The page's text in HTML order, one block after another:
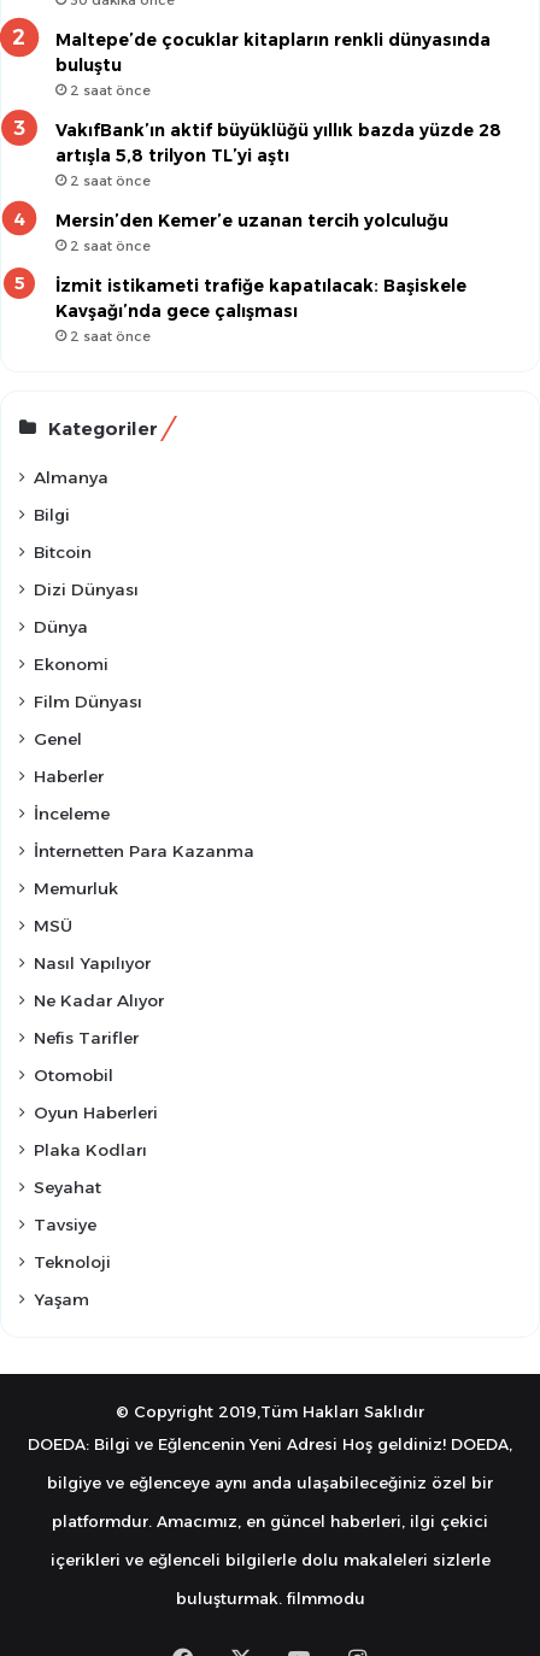
Maltepe’de çocuklar kitapların renkli dünyasında
buluştu
2 saat önce
VakıfBank’ın aktif büyüklüğü yıllık bazda yüzde 28
artışla 5,8 trilyon TL’yi aştı
2 saat önce
Mersin’den Kemer’e uzanan tercih yolculuğu
2 saat önce
İzmit istikameti trafiğe kapatılacak: Başiskele
Kavşağı’nda gece çalışması
2 saat önce
Kategoriler
Almanya
Bilgi
Bitcoin
Dizi Dünyası
Dünya
Ekonomi
Film Dünyası
Genel
Haberler
İnceleme
İnternetten Para Kazanma
Memurluk
MSÜ
Nasıl Yapılıyor
Ne Kadar Alıyor
Nefis Tarifler
Otomobil
Oyun Haberleri
Plaka Kodları
Seyahat
Tavsiye
Teknoloji
Yaşam
© Copyright 2019,Tüm Hakları Saklıdır
DOEDA: Bilgi ve Eğlencenin Yeni Adresi Hoş geldiniz! DOEDA,
bilgiye ve eğlenceye aynı anda ulaşabileceğiniz özel bir
platformdur. Amacımız, en güncel haberleri, ilgi çekici
içerikleri ve eğlenceli bilgilerle dolu makaleleri sizlerle
buluşturmak. filmmodu